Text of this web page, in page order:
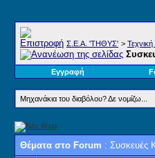
Σ.E.A. 'ΤΗΘΥΣ' >
Εγγραφή
Μηχανάκια του διαβόλου? Δε νομίζω...
Θέματα στο Forum : Συσκευές